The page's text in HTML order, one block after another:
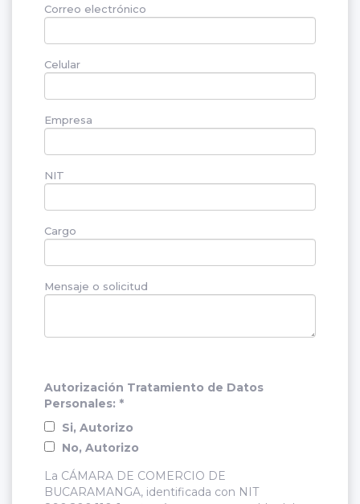
Correo electrónico
Celular
Empresa
NIT
Cargo
Mensaje o solicitud
Autorización Tratamiento de Datos
Personales: *
Si, Autorizo
No, Autorizo
La CÁMARA DE COMERCIO DE
BUCARAMANGA, identificada con NIT